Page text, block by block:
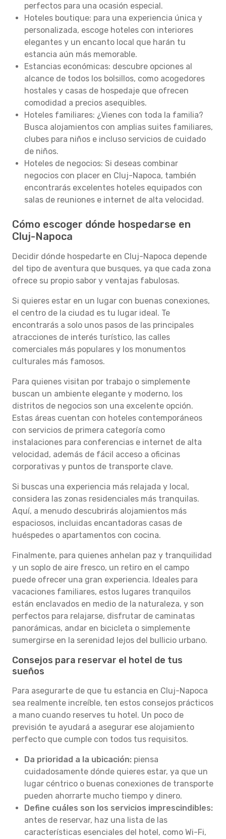
perfectos para una ocasión especial.
Hoteles boutique: para una experiencia única y
personalizada, escoge hoteles con interiores
elegantes y un encanto local que harán tu
estancia aún más memorable.
Estancias económicas: descubre opciones al
alcance de todos los bolsillos, como acogedores
hostales y casas de hospedaje que ofrecen
comodidad a precios asequibles.
Hoteles familiares: ¿Vienes con toda la familia?
Busca alojamientos con amplias suites familiares,
clubes para niños e incluso servicios de cuidado
de niños.
Hoteles de negocios: Si deseas combinar
negocios con placer en Cluj-Napoca, también
encontrarás excelentes hoteles equipados con
salas de reuniones e internet de alta velocidad.
Cómo escoger dónde hospedarse en
Cluj-Napoca
Decidir dónde hospedarte en Cluj-Napoca depende
del tipo de aventura que busques, ya que cada zona
ofrece su propio sabor y ventajas fabulosas.
Si quieres estar en un lugar con buenas conexiones,
el centro de la ciudad es tu lugar ideal. Te
encontrarás a solo unos pasos de las principales
atracciones de interés turístico, las calles
comerciales más populares y los monumentos
culturales más famosos.
Para quienes visitan por trabajo o simplemente
buscan un ambiente elegante y moderno, los
distritos de negocios son una excelente opción.
Estas áreas cuentan con hoteles contemporáneos
con servicios de primera categoría como
instalaciones para conferencias e internet de alta
velocidad, además de fácil acceso a oficinas
corporativas y puntos de transporte clave.
Si buscas una experiencia más relajada y local,
considera las zonas residenciales más tranquilas.
Aquí, a menudo descubrirás alojamientos más
espaciosos, incluidas encantadoras casas de
huéspedes o apartamentos con cocina.
Finalmente, para quienes anhelan paz y tranquilidad
y un soplo de aire fresco, un retiro en el campo
puede ofrecer una gran experiencia. Ideales para
vacaciones familiares, estos lugares tranquilos
están enclavados en medio de la naturaleza, y son
perfectos para relajarse, disfrutar de caminatas
panorámicas, andar en bicicleta o simplemente
sumergirse en la serenidad lejos del bullicio urbano.
Consejos para reservar el hotel de tus
sueños
Para asegurarte de que tu estancia en Cluj-Napoca
sea realmente increíble, ten estos consejos prácticos
a mano cuando reserves tu hotel. Un poco de
previsión te ayudará a asegurar ese alojamiento
perfecto que cumple con todos tus requisitos.
Da prioridad a la ubicación: piensa
cuidadosamente dónde quieres estar, ya que un
lugar céntrico o buenas conexiones de transporte
pueden ahorrarte mucho tiempo y dinero.
Define cuáles son los servicios imprescindibles:
antes de reservar, haz una lista de las
características esenciales del hotel, como Wi-Fi,